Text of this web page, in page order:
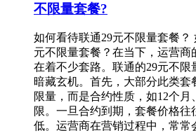
不限量套餐?
如何看待联通29元不限量套餐？
元不限量套餐？在当下，运营商
在着不少套路。联通的29元不限
暗藏玄机。首先，大部分此类套
限量，而是合约性质，如12个月
限。一旦合约到期，套餐价格往
低。运营商在营销过程中，常常